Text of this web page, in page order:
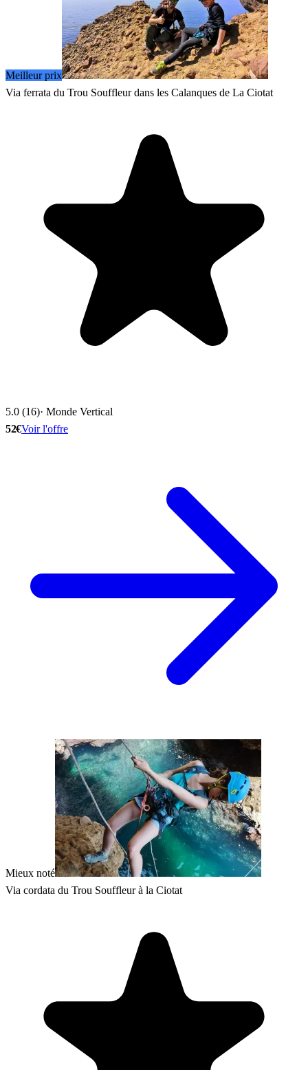
Meilleur prix
Via ferrata du Trou Souffleur dans les Calanques de La Ciotat
5.0 (16)· Monde Vertical
52€Voir l'offre
Mieux noté
Via cordata du Trou Souffleur à la Ciotat